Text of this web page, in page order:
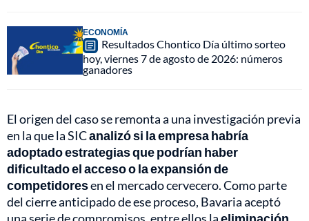
ECONOMÍA
Resultados Chontico Día último sorteo
hoy, viernes 7 de agosto de 2026: números
ganadores
El origen del caso se remonta a una investigación previa
en la que la SICanalizó si la empresa habría
adoptado estrategias que podrían haber
dificultado el acceso o la expansión de
competidoresen el mercado cervecero. Como parte
del cierre anticipado de ese proceso, Bavaria aceptó